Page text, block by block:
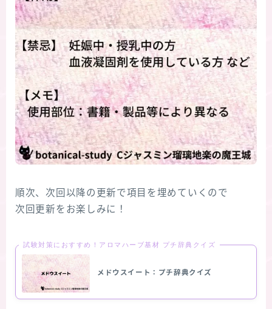
順次、次回以降の更新で項目を埋めていくので
次回更新をお楽しみに！
試験対策におすすめ！アロマハーブ基材 プチ辞典クイズ
メドウスイート：プチ辞典クイズ